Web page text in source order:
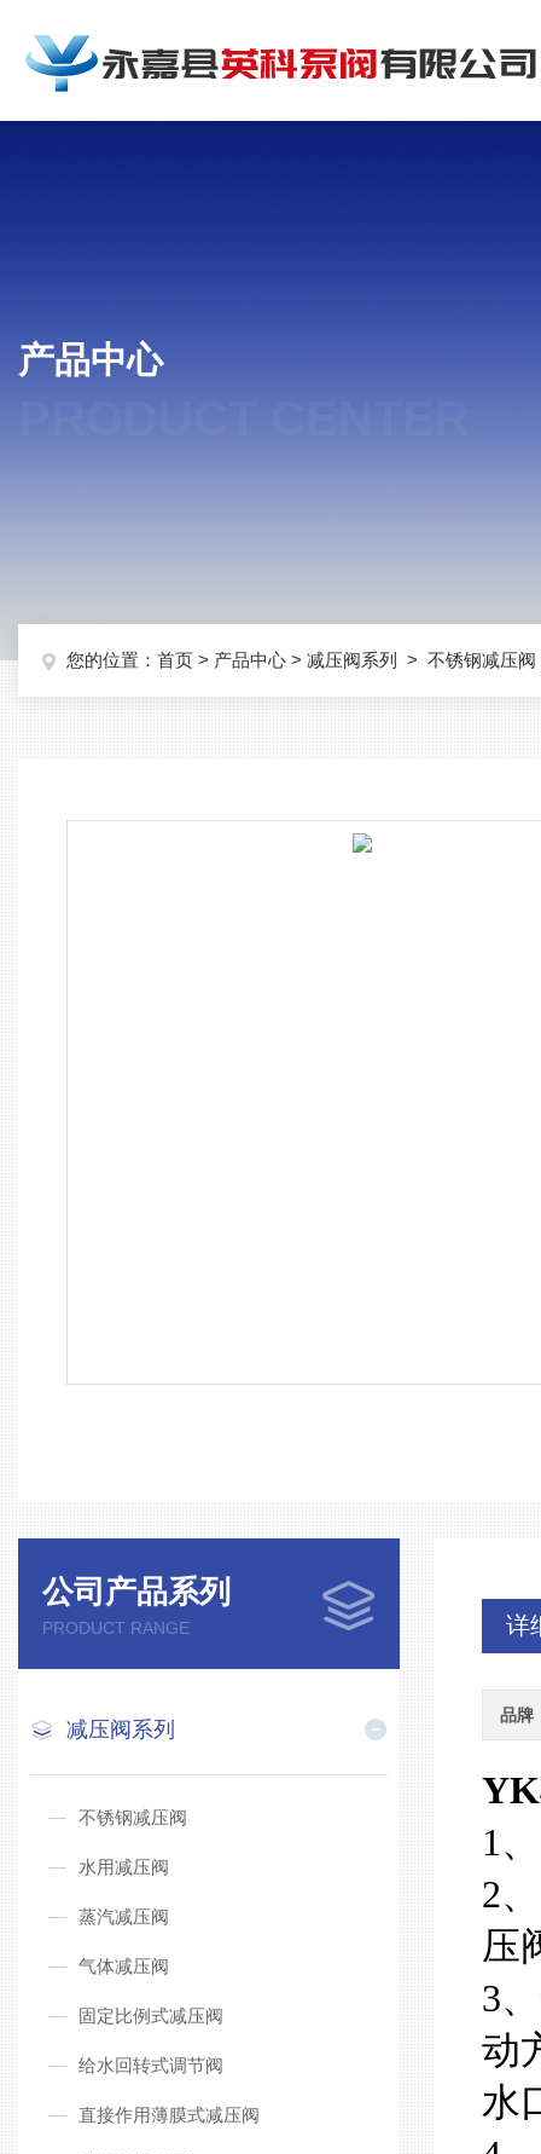
产品中心
您的位置： 首页 > 产品中心 > 减压阀系列 > 不锈钢减压阀
公司产品系列
PRODUCT RANGE
减压阀系列
不锈钢减压阀
水用减压阀
蒸汽减压阀
气体减压阀
固定比例式减压阀
给水回转式调节阀
直接作用薄膜式减压阀
详
品牌
1
2
压
3
动
水